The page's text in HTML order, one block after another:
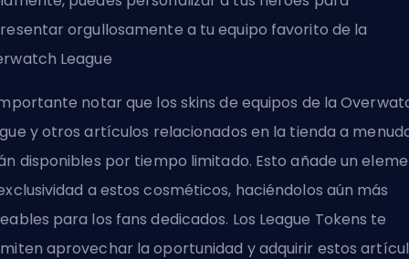
orgullosamente a tu equipo favorito de la
League
notar que los skins de equipos de la
y otros artículos relacionados en la tienda a
disponibles por tiempo limitado. Esto añade un
a estos cosméticos, haciéndolos aún más
para los fans dedicados. Los League Tokens te
aprovechar la oportunidad y adquirir estos